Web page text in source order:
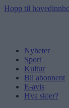
Hopp til
Nyheter
Sport
Kultur
Bli abonnent
E-avis
Hva skjer?